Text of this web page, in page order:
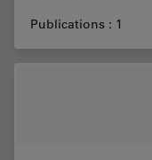
Publications : 1